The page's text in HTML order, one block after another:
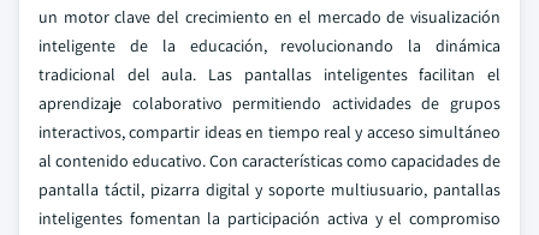
un motor clave del crecimiento en el mercado de visualización
inteligente de la educación, revolucionando la dinámica
tradicional del aula. Las pantallas inteligentes facilitan el
aprendizaje colaborativo permitiendo actividades de grupos
interactivos, compartir ideas en tiempo real y acceso simultáneo
al contenido educativo. Con características como capacidades de
pantalla táctil, pizarra digital y soporte multiusuario, pantallas
inteligentes fomentan la participación activa y el compromiso